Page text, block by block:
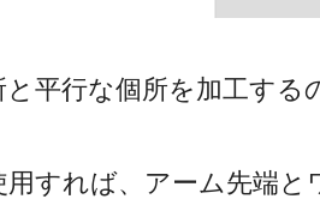
平行な個所を加工する
すれば、アーム先端と